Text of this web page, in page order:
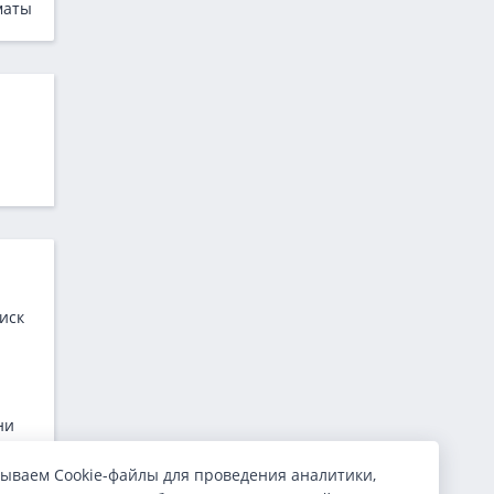
Cookie-файлы для проведения аналитики,